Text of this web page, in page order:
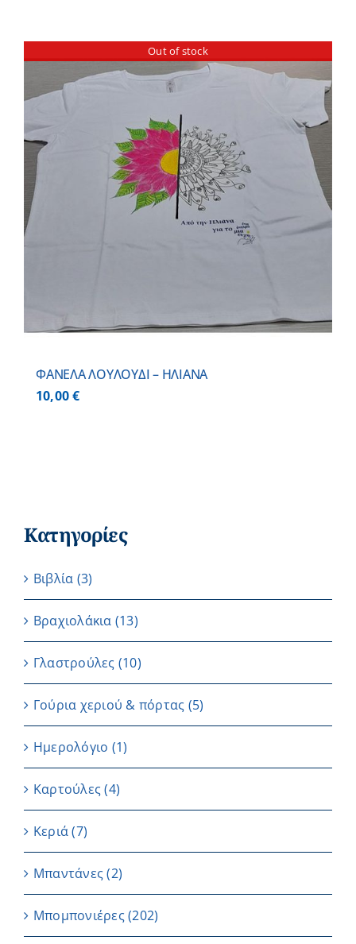
Out of stock
ΦΑΝΕΛΑ ΛΟΥΛΟΥΔΙ – ΗΛΙΑΝΑ
10,00€
Κατηγορίες
Βιβλία (3)
Βραχιολάκια (13)
Γλαστρούλες (10)
Γούρια χεριού & πόρτας (5)
Ημερολόγιο (1)
Καρτούλες (4)
Κεριά (7)
Μπαντάνες (2)
Μπομπονιέρες(202)